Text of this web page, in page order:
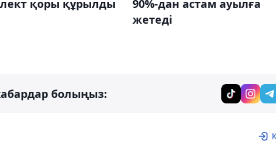
қоры құрылды
90%-дан астам ауылға
жетеді
болыңыз: